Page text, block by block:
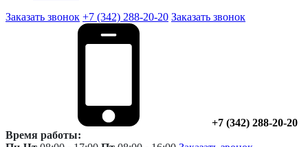
Заказать звонок +7 (342) 288-20-20 Заказать звонок
+7 (342) 288-20-20
Время работы: